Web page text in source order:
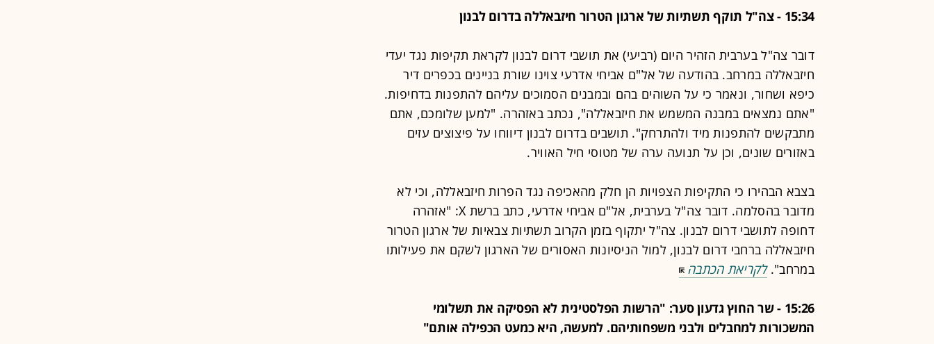
15:34 - צה"ל תוקף תשתיות של ארגון הטרור חיזבאללה בדרום לבנון
דובר צה"ל בערבית הזהיר היום (רביעי) את תושבי דרום לבנון לקראת תקיפות נגד יעדי
חיזבאללה במרחב. בהודעה של אל"ם אביחי אדרעי צוינו שורת בניינים בכפרים דיר
כיפא ושחור, ונאמר כי על השוהים בהם ובמבנים הסמוכים עליהם להתפנות בדחיפות.
"אתם נמצאים במבנה המשמש את חיזבאללה", נכתב באזהרה. "למען שלומכם, אתם
מתבקשים להתפנות מיד ולהתרחק". תושבים בדרום לבנון דיווחו על פיצוצים עזים
באזורים שונים, וכן על תנועה ערה של מטוסי חיל האוויר.
בצבא הבהירו כי התקיפות הצפויות הן חלק מהאכיפה נגד הפרות חיזבאללה, וכי לא
מדובר בהסלמה. דובר צה"ל בערבית, אל"ם אביחי אדרעי, כתב ברשת X: "אזהרה
דחופה לתושבי דרום לבנון. צה"ל יתקוף בזמן הקרוב תשתיות צבאיות של ארגון הטרור
חיזבאללה ברחבי דרום לבנון, למול הניסיונות האסורים של הארגון לשקם את פעילותו
במרחב".לקריאת הכתבה
15:26 - שר החוץ גדעון סער: "הרשות הפלסטינית לא הפסיקה את תשלומי
המשכורות למחבלים ולבני משפחותיהם. למעשה, היא כמעט הכפילה אותם"